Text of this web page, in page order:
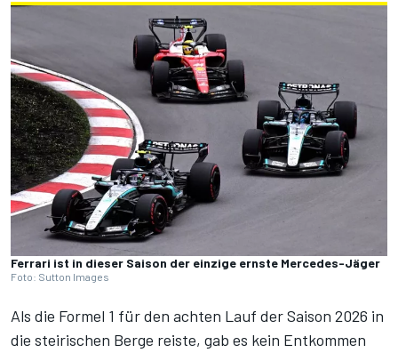
Ferrari ist in dieser Saison der einzige ernste Mercedes-Jäger
Foto: Sutton Images
Als die Formel 1 für den achten Lauf der Saison 2026 in
die steirischen Berge reiste, gab es kein Entkommen